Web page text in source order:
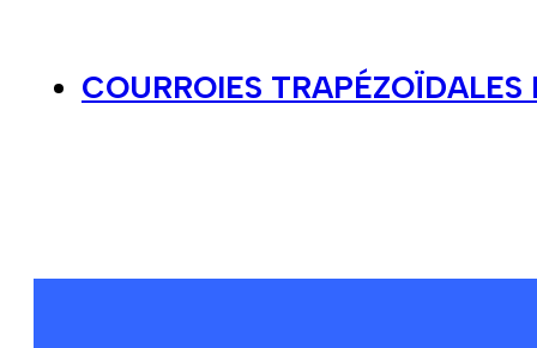
COURROIES TRAPÉZOÏDALES